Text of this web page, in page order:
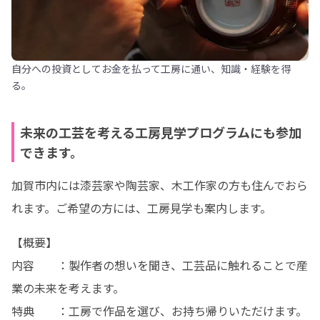
自分への投資としてお金を払って工房に通い、知識・経験を得
る。
未来の工芸を考える工房見学プログラムにも参加
できます。
加賀市内には漆芸家や陶芸家、木工作家の方も住んでおら
れます。ご希望の方には、工房見学も案内します。
【概要】
内容　　：製作者の想いを聞き、工芸品に触れることで産
業の未来を考えます。
特典　　：工房で作品を選び、お持ち帰りいただけます。